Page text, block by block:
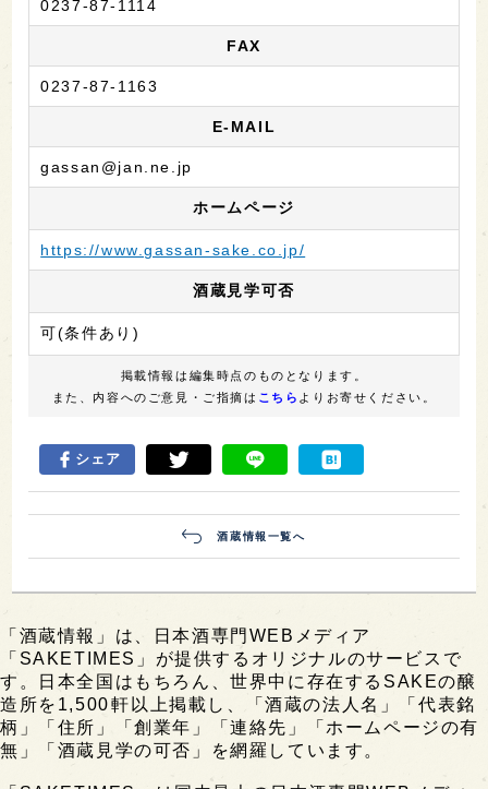
0237-87-1114
FAX
0237-87-1163
E-MAIL
gassan@jan.ne.jp
ホームページ
https://www.gassan-sake.co.jp/
酒蔵見学可否
可(条件あり)
掲載情報は編集時点のものとなります。
また、内容へのご意見・ご指摘は こちら よりお寄せください。
シェア
酒蔵情報一覧へ
「酒蔵情報」は、日本酒専門WEBメディア
「SAKETIMES」が提供するオリジナルのサービスで
す。日本全国はもちろん、世界中に存在するSAKEの醸
造所を1,500軒以上掲載し、「酒蔵の法人名」「代表銘
柄」「住所」「創業年」「連絡先」「ホームページの有
無」「酒蔵見学の可否」を網羅しています。